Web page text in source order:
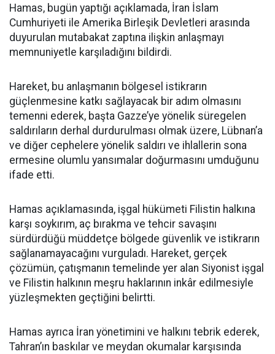
Hamas, bugün yaptığı açıklamada, İran İslam
Cumhuriyeti ile Amerika Birleşik Devletleri arasında
duyurulan mutabakat zaptına ilişkin anlaşmayı
memnuniyetle karşıladığını bildirdi.
Hareket, bu anlaşmanın bölgesel istikrarın
güçlenmesine katkı sağlayacak bir adım olmasını
temenni ederek, başta Gazze’ye yönelik süregelen
saldırıların derhal durdurulması olmak üzere, Lübnan’a
ve diğer cephelere yönelik saldırı ve ihlallerin sona
ermesine olumlu yansımalar doğurmasını umduğunu
ifade etti.
Hamas açıklamasında, işgal hükümeti Filistin halkına
karşı soykırım, aç bırakma ve tehcir savaşını
sürdürdüğü müddetçe bölgede güvenlik ve istikrarın
sağlanamayacağını vurguladı. Hareket, gerçek
çözümün, çatışmanın temelinde yer alan Siyonist işgal
ve Filistin halkının meşru haklarının inkâr edilmesiyle
yüzleşmekten geçtiğini belirtti.
Hamas ayrıca İran yönetimini ve halkını tebrik ederek,
Tahran’ın baskılar ve meydan okumalar karşısında